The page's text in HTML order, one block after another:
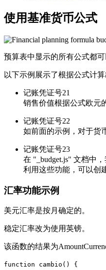
使用基准货币公式
预算表中显示的所有公式都
以下示例展示了根据公式计
记账凭证号21
销售价值根据公式欧元
记账凭证号22
如前面的示例，对于货
记账凭证号23
在 "_budget.js" 文档中，
利用这些功能，可以创
汇率功能示例
美元汇率是按月确定的。
稳定汇率改为使用英镑。
该函数的结果为
function cambio() {